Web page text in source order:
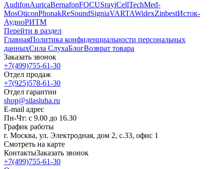
AudifonAuricaBernafonFOCUSrayiCellTechMed-
MosOticonPhonakReSoundSigniaVARTAWidexZinbestИсток-
АудиоРИТМ
Перейти в раздел
ГлавнаяПолитика конфиденциальности персональных
данныхСила СлухаБлогВозврат товара
Заказать звонок
+7(499)755-61-30
Отдел продаж
+7(925)578-61-30
Отдел гарантии
shop@silasluha.ru
E-mail адрес
Пн-Чт: с 9.00 до 16.30
График работы
г. Москва, ул. Электродная, дом 2, с.33, офис 1
Смотреть на карте
КонтактыЗаказать звонок
+7(499)755-61-30